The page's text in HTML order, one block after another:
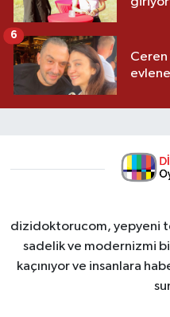
6
dizidoktorucom, yepyeni
sadelik ve modernizmi
kaçınıyor ve insanlara